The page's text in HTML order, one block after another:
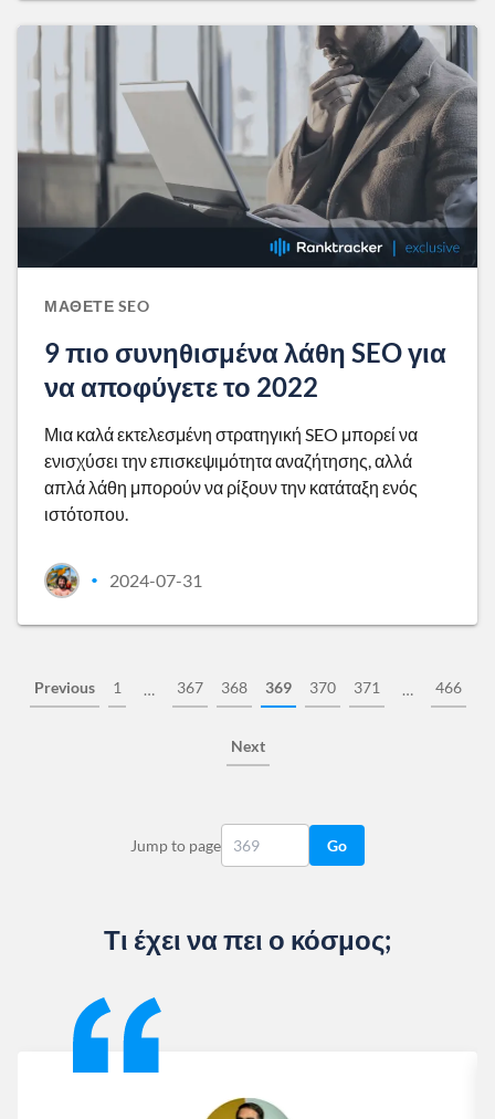
ΜΆΘΕΤΕ SEO
9 πιο συνηθισμένα λάθη SEO για
να αποφύγετε το 2022
Μια καλά εκτελεσμένη στρατηγική SEO μπορεί να
ενισχύσει την επισκεψιμότητα αναζήτησης, αλλά
απλά λάθη μπορούν να ρίξουν την κατάταξη ενός
ιστότοπου.
• 2024-07-31
Previous 1 … 367 368 369 370 371 … 466
Next
Jump to page Go
Τι έχει να πει ο κόσμος;